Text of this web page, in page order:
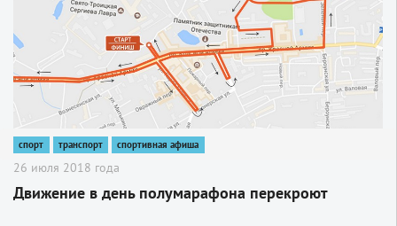
спорт транспорт спортивная афиша
26 июля 2018 года
Движение в день полумарафона перекроют